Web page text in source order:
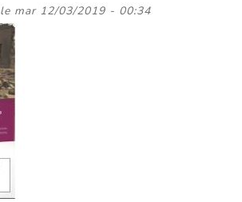
le mar 12/03/2019 - 00:34